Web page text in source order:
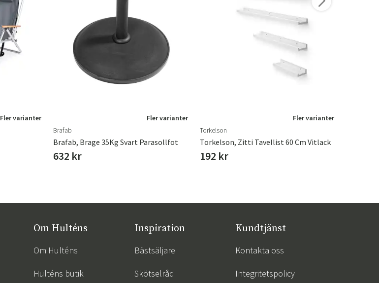
Fler varianter
Fler varianter
Brafab
Brafab, Brage 35Kg Svart Parasollfot
632 kr
Fler varianter
Torkelson
Torkelson, Zitti Tavellist 60 Cm Vitlack
192 kr
Om Hulténs
Om Hulténs
Hulténs butik
Inspiration
Bästsäljare
Skötselråd
Kundtjänst
Kontakta oss
Integritetspolicy